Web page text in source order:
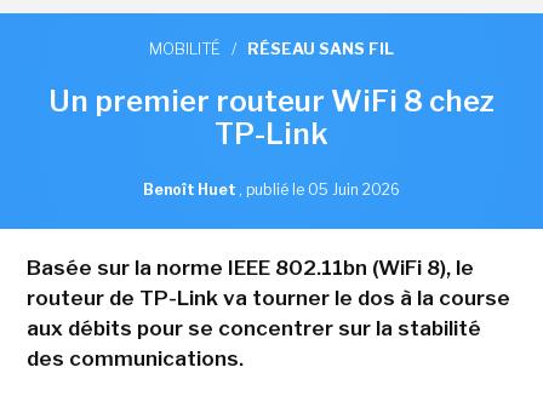
MOBILITÉ / RÉSEAU SANS FIL
Un premier routeur WiFi 8 chez
TP-Link
Benoît Huet , publié le 05 Juin 2026
Basée sur la norme IEEE 802.11bn (WiFi 8), le
routeur de TP-Link va tourner le dos à la course
aux débits pour se concentrer sur la stabilité
des communications.